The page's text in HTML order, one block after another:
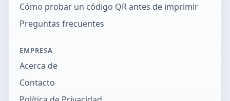
Cómo probar un código QR antes de imprimir
Preguntas frecuentes
EMPRESA
Acerca de
Contacto